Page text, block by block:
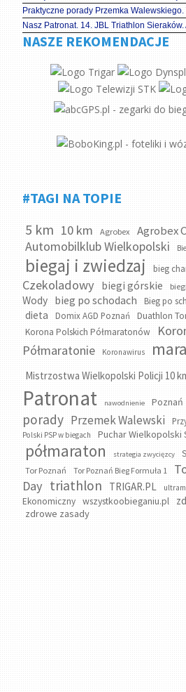
Praktyczne porady Przemka Walewskiego.
Nasz Patronat. 14. JBL Triathlon
NASZE REKOMENDACJE
#TAGI NA TOPIE
5 km 10 km Agrobex Agrobex
Automobilklub Wielkopolski
biegaj i zwiedzaj bieg
Czekoladowy
biegi górskie
Wody bieg po schodach Bieg po
dieta Domix AGD Poznań Duathlon
Korona Polskich Półmaratonów
Półmaratonie
Koronawirus
Mistrzostwa Wielkopolski Policji 10
Patronat
nawodnienie Poznań
porady Przemek Walewski
Polski PSP w biegach
Puchar Wielkopolski
półmaraton strategia zwycięzcy
Tor Poznań Tor Poznań Bieg Formuła 1
Day triathlon TRIGAR.PL
Ekonomiczny
wszystkoobieganiu.pl
zdrowe zasady